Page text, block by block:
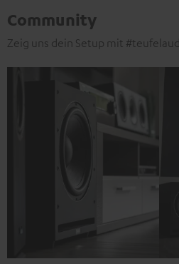
Community
Zeig uns dein Setup mit